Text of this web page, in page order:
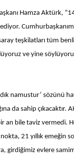
Hamza Aktürk,
teşkilatları tüm
ve yine
namustur’ sözünü
da sahip
an bile taviz vermedi.
21 yıllık emeğin
girdiğimiz evlere